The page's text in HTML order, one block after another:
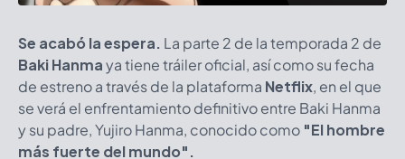
Se acabó la espera. La parte 2 de la temporada 2 de
Baki Hanmaya tiene tráiler oficial, así como su fecha
de estreno a través de la plataforma Netflix, en el que
se verá el enfrentamiento definitivo entre Baki Hanma
y su padre, Yujiro Hanma, conocido como "El hombre
más fuerte del mundo".